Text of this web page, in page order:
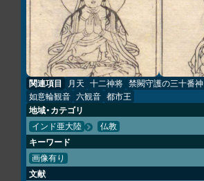
関連項目 月天 十二神将 禁闕守護の三十番神
如意輪観音 六観音 都市王
地域・カテゴリ
インド亜大陸 仏教
キーワード
画像有り
文献